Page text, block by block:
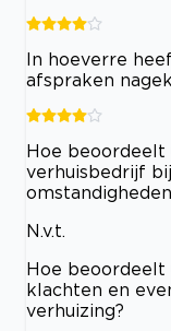
In hoeverre
afspraken
Hoe
verhuisbedrijf
N.v.t.
Hoe beoordeelt
klachten en
verhuizing?